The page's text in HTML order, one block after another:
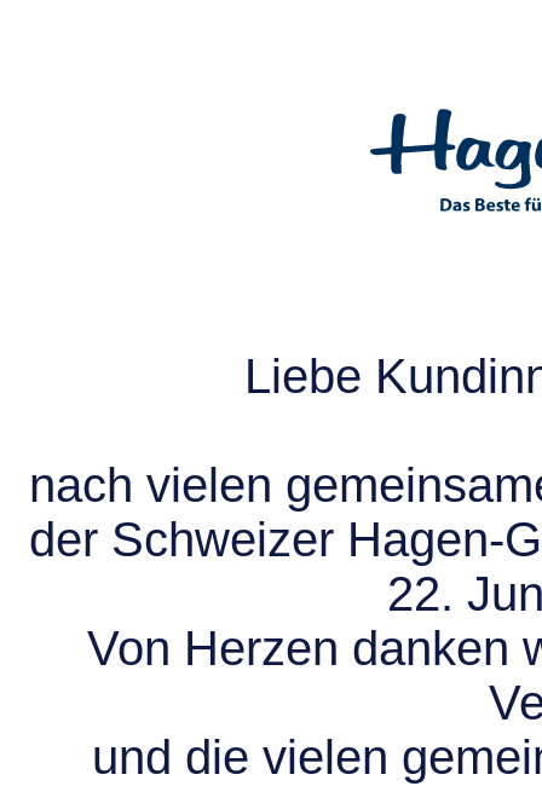
Liebe
nach vielen
der Schweizer Hagen-
22.
Von Herzen danken
und die vielen